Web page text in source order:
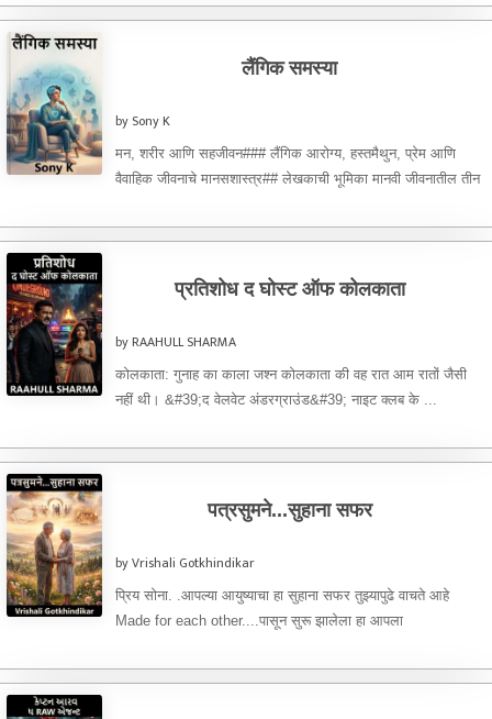
लैंगिक समस्या
by Sony K
मन, शरीर आणि सहजीवन### लैंगिक आरोग्य, हस्तमैथुन, प्रेम आणि
वैवाहिक जीवनाचे मानसशास्त्र## लेखकाची भूमिका मानवी जीवनातील तीन
प्रतिशोध द घोस्ट ऑफ कोलकाता
by RAAHULL SHARMA
कोलकाता: गुनाह का काला जश्न कोलकाता की वह रात आम रातों जैसी
नहीं थी। &#39;द वेलवेट अंडरग्राउंड&#39; नाइट क्लब के ...
पत्रसुमने...सुहाना सफर
by Vrishali Gotkhindikar
प्रिय सोना. .आपल्या आयुष्याचा हा सुहाना सफर तुझ्यापुढे वाचते आहे
Made for each other....पासून सुरू झालेला हा आपला